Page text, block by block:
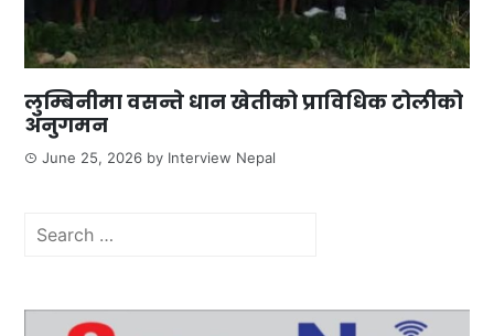
लुम्बिनीमा वसन्ते धान खेतीको प्राविधिक टोलीको
अनुगमन
June 25, 2026 by Interview Nepal
Search